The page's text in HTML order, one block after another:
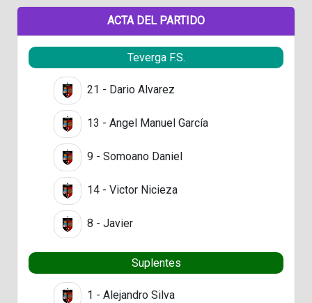
ACTA DEL PARTIDO
Teverga F.S.
21 - Dario Alvarez
13 - Angel Manuel García
9 - Somoano Daniel
14 - Victor Nicieza
8 - Javier
Suplentes
1 - Alejandro Silva